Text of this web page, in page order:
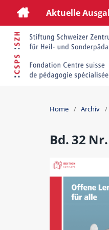
Aktuelle
Home / Archiv /
Bd. 32